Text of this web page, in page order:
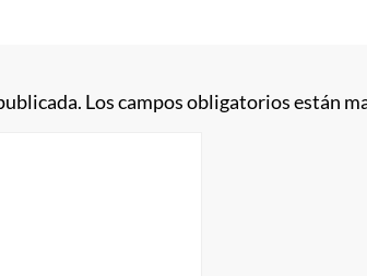
Los campos obligatorios están